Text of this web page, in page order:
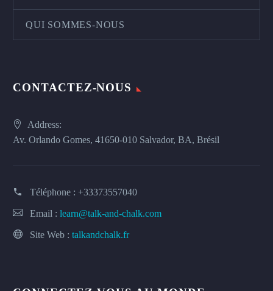
QUI SOMMES-NOUS
CONTACTEZ-NOUS
Address:
Av. Orlando Gomes, 41650-010 Salvador, BA, Brésil
Téléphone : +33373557040
Email : learn@talk-and-chalk.com
Site Web : talkandchalk.fr